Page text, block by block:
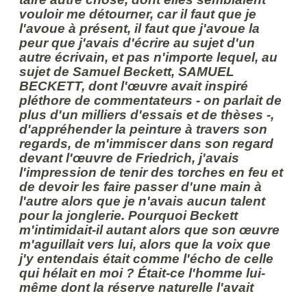
vouloir me détourner, car il faut que je
l'avoue à présent, il faut que j'avoue la
peur que j'avais d'écrire au sujet d'un
autre écrivain, et pas n'importe lequel, au
sujet de Samuel Beckett, SAMUEL
BECKETT, dont l'œuvre avait inspiré
pléthore de commentateurs - on parlait de
plus d'un milliers d'essais et de thèses -,
d'appréhender la peinture à travers son
regards, de m'immiscer dans son regard
devant l'œuvre de Friedrich, j'avais
l'impression de tenir des torches en feu et
de devoir les faire passer d'une main à
l'autre alors que je n'avais aucun talent
pour la jonglerie. Pourquoi Beckett
m'intimidait-il autant alors que son œuvre
m'aguillait vers lui, alors que la voix que
j'y entendais était comme l'écho de celle
qui hélait en moi ? Était-ce l'homme lui-
même dont la réserve naturelle l'avait